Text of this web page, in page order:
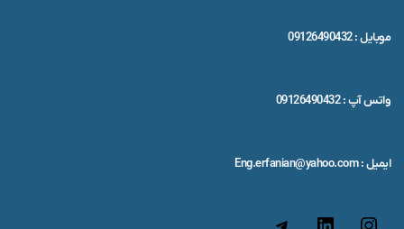
موبایل : 09126490432
واتس آپ : 09126490432
ایمیل : Eng.erfanian@yahoo.com